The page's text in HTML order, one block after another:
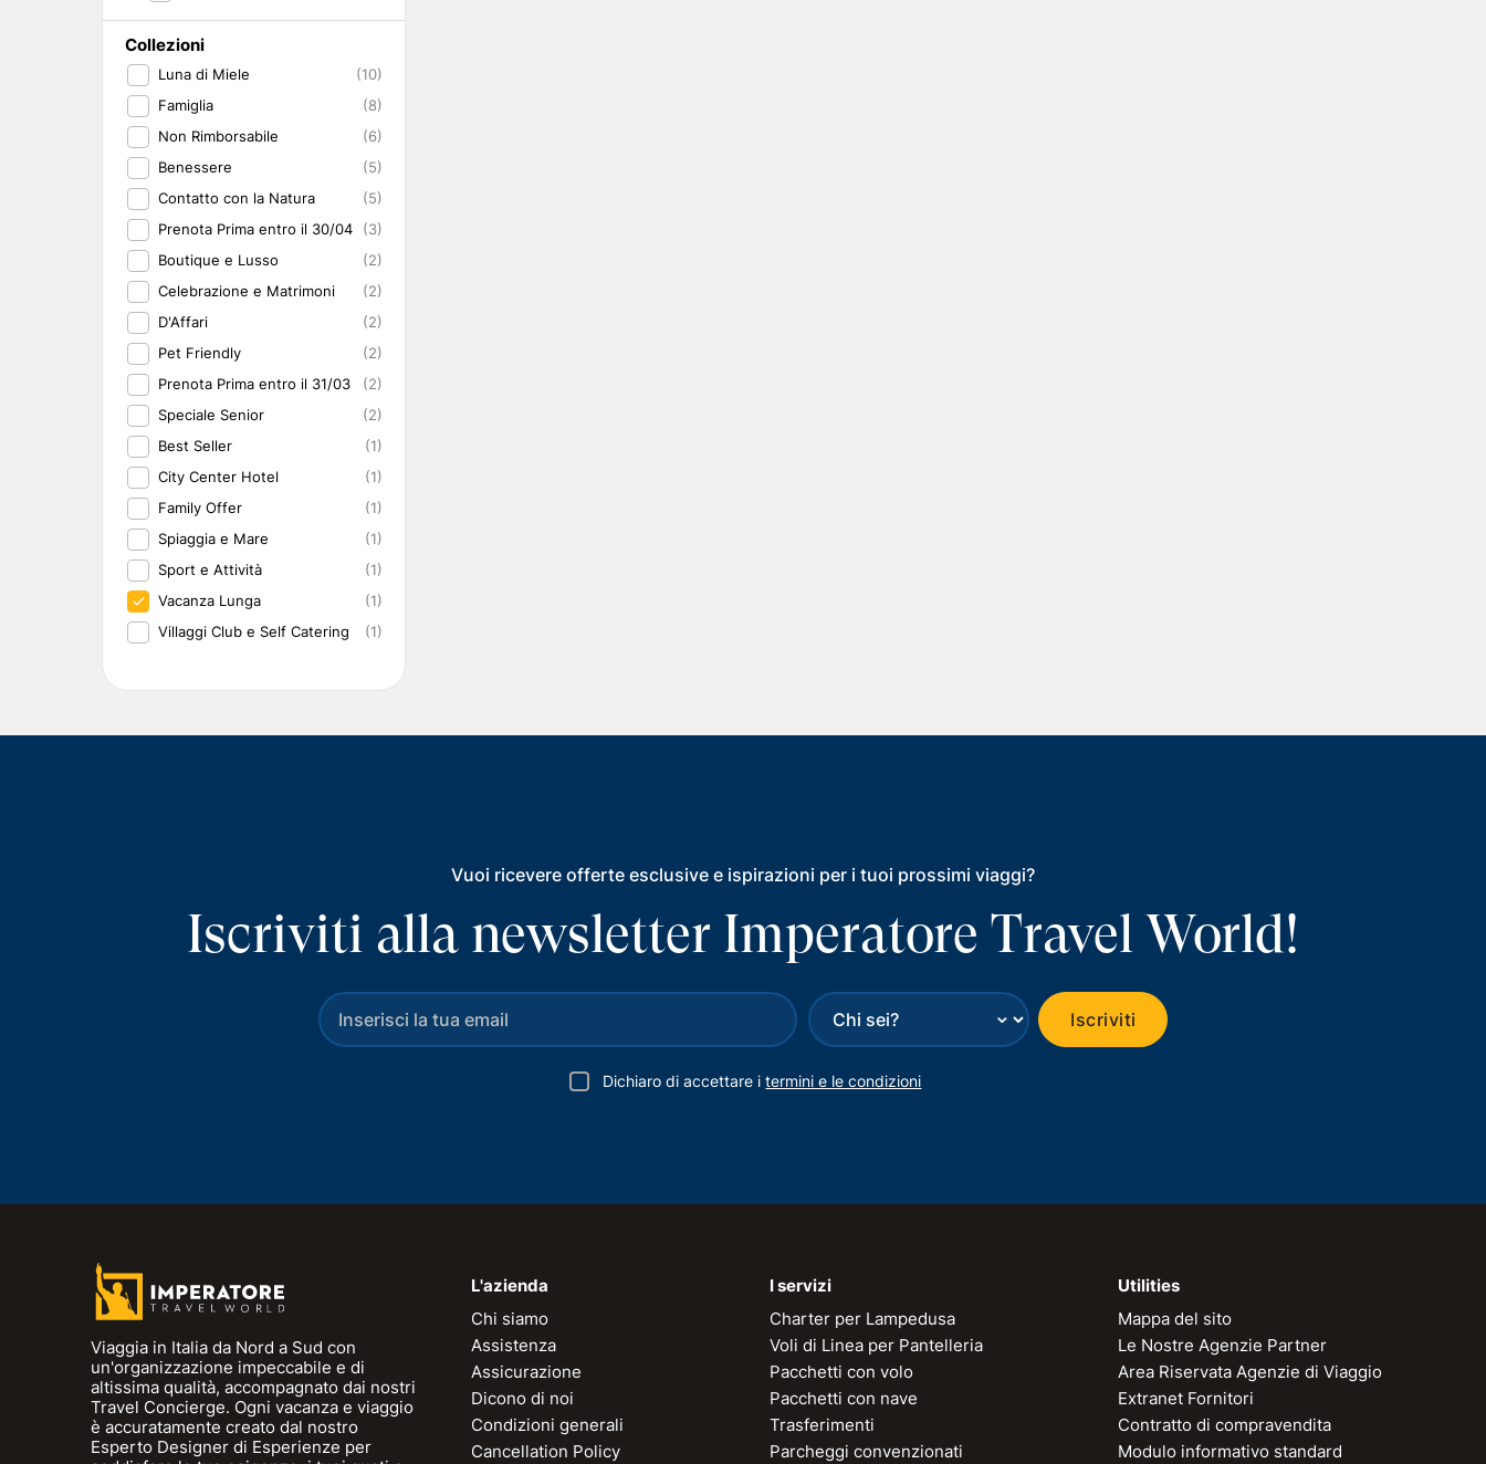
Collezioni
Luna di Miele
(10)
Famiglia
(8)
Non Rimborsabile
(6)
Benessere
(5)
Contatto con la Natura
(5)
Prenota Prima entro il 30/04
(3)
Boutique e Lusso
(2)
Celebrazione e Matrimoni
(2)
D'Affari
(2)
Pet Friendly
(2)
Prenota Prima entro il 31/03
(2)
Speciale Senior
(2)
Best Seller
(1)
City Center Hotel
(1)
Family Offer
(1)
Spiaggia e Mare
(1)
Sport e Attività
(1)
Vacanza Lunga
(1)
Villaggi Club e Self Catering
(1)
Vuoi ricevere offerte esclusive e ispirazioni per i tuoi prossimi viaggi?
Iscriviti alla newsletter Imperatore Travel World!
⌄ Iscriviti
Dichiaro di accettare itermini e le condizioni
Viaggia in Italia da Nord a Sud con
un'organizzazione impeccabile e di
altissima qualità, accompagnato dai nostri
Travel Concierge. Ogni vacanza e viaggio
è accuratamente creato dal nostro
Esperto Designer di Esperienze per
L'azienda
Chi siamo
Assistenza
Assicurazione
Dicono di noi
Condizioni generali
Cancellation Policy
I servizi
Charter per Lampedusa
Voli di Linea per Pantelleria
Pacchetti con volo
Pacchetti con nave
Trasferimenti
Parcheggi convenzionati
Utilities
Mappa del sito
Le Nostre Agenzie Partner
Area Riservata Agenzie di Viaggio
Extranet Fornitori
Contratto di compravendita
Modulo informativo standard